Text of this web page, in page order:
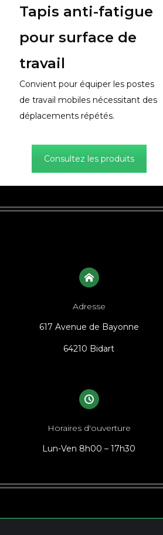
Tapis anti-fatigue
pour surface de
travail
Convient pour équiper les postes
de travail mobiles nécessitant des
déplacements répétés.
Consultez les produits
Adresse
617 Avenue de Bayonne
64210 Bidart
Horaires d'ouverture
Lun-Ven 8h00 – 17h30